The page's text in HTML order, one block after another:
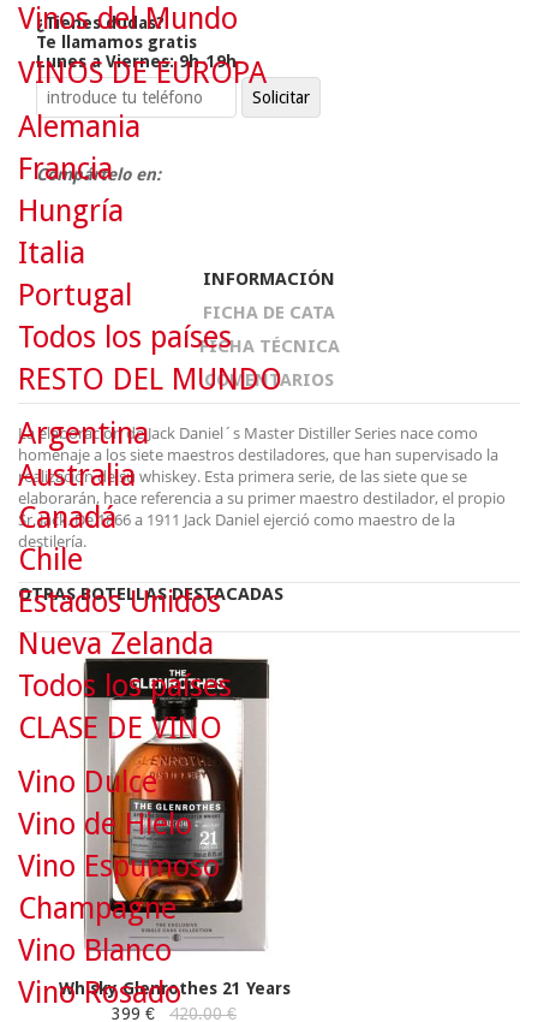
¿Tienes dudas?
Te llamamos gratis
Lunes a Viernes: 9h-19h
Compártelo en:
INFORMACIÓN
FICHA DE CATA
FICHA TÉCNICA
COMENTARIOS
La elaboración de Jack Daniel´s Master Distiller Series nace como
homenaje a los siete maestros destiladores, que han supervisado la
realización de su whiskey. Esta primera serie, de las siete que se
elaborarán, hace referencia a su primer maestro destilador, el propio
Sr. Jack. De 1866 a 1911 Jack Daniel ejerció como maestro de la
destilería.
OTRAS BOTELLAS DESTACADAS
Whisky Glenrothes 21 Years
399 €
420.00 €
Vinos del Mundo
VINOS DE EUROPA
Alemania
Francia
Hungría
Italia
Portugal
Todos los países
RESTO DEL MUNDO
Argentina
Australia
Canadá
Chile
Estados Unidos
Nueva Zelanda
Todos los países
CLASE DE VINO
Vino Dulce
Vino de Hielo
Vino Espumoso
Champagne
Vino Blanco
Vino Rosado